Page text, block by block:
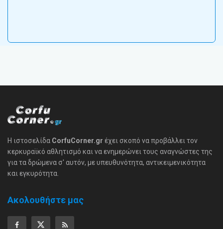
Η ιστοσελίδα CorfuCorner.gr έχει σκοπό να προβάλλει τον
κερκυραϊκό αθλητισμό και να ενημερώνει τους αναγνώστες της
για τα δρώμενα σ' αυτόν, με υπευθυνότητα, αντικειμενικότητα
και εγκυρότητα.
Ακολουθήστε μας